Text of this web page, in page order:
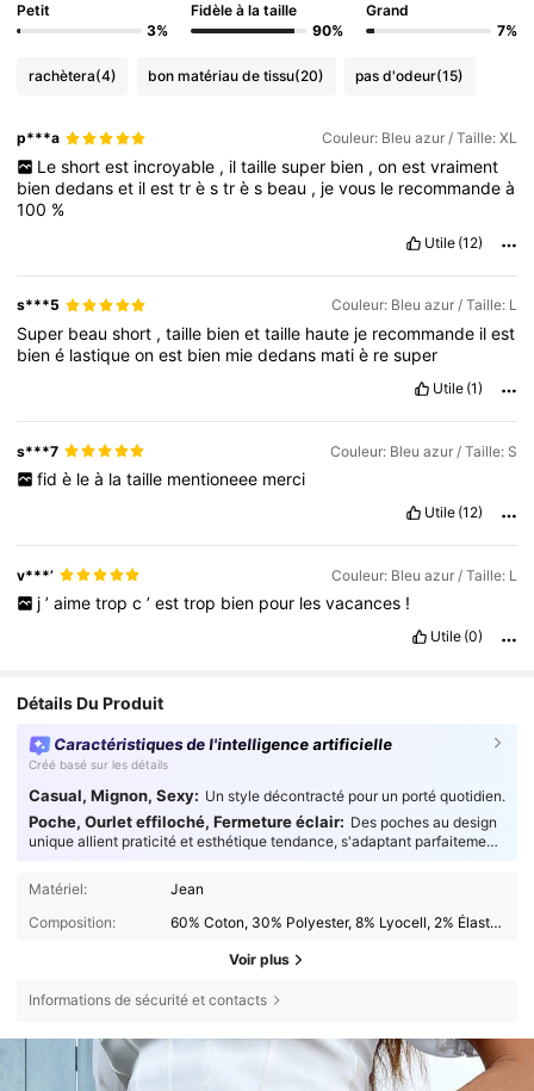
Petit
3%
Fidèle à la taille
90%
Grand
7%
rachètera(4) bon matériau de tissu(20) pas d'odeur(15)
p***a Couleur: Bleu azur / Taille: XL
Le short est incroyable , il taille super bien , on est vraiment
biendedanset ilesttrèstrès beau , jevous le recommandeà
100 %
Utile (12)
s***5 Couleur: Bleu azur / Taille: L
Super beaushort ,taille bienettaille haute je recommande ilest
biené lastiqueonest bien miededans matiè resuper
Utile (1)
s***7 Couleur: Bleu azur / Taille: S
fid è le à la taille mentioneee merci
Utile (12)
v***’ Couleur: Bleu azur / Taille: L
j ’ aime trop c ’ est trop bien pour les vacances !
Utile (0)
Détails Du Produit
Caractéristiques de l'intelligence artificielle
Créé basé sur les détails
Casual, Mignon, Sexy: Un style décontracté pour un porté quotidien.
Poche, Ourlet effiloché, Fermeture éclair: Des poches au design
unique allient praticité et esthétique tendance, s'adaptant parfaitement
Matériel:
Jean
Composition:
60% Coton, 30% Polyester, 8% Lyocell, 2% Élasthanne
Voir plus
Informations de sécurité et contacts